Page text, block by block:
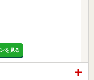
を見る